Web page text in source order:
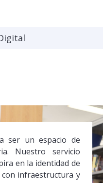
ser un espacio de
Nuestro servicio
en la identidad de
con infraestructura y